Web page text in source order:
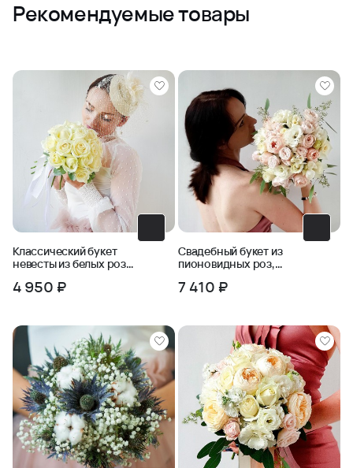
Рекомендуемые товары
Классический букет
невесты из белых роз
4 950 ₽
Свадебный букет из
пионовидных роз,
7 410 ₽